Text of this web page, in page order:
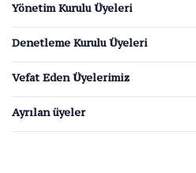
Yönetim Kurulu Üyeleri
Denetleme Kurulu Üyeleri
Vefat Eden Üyelerimiz
Ayrılan üyeler